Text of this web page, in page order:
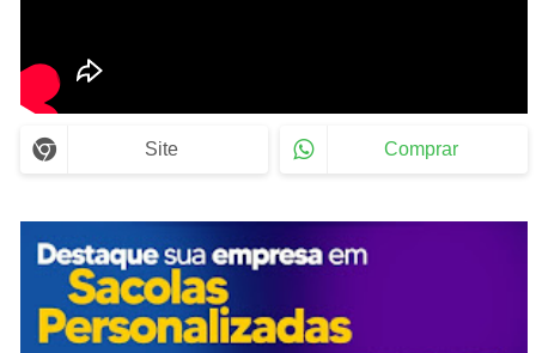
Site Comprar